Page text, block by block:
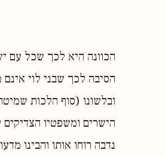
הכוונה היא לכך שכל עם
הסיבה לכך שבני לוי
ובלשונו (סוף הלכות
הישרים ומשפטיו
נדבה רוחו אותו והבינו